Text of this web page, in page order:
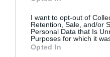
I want to opt-out of
Retention, Sale, and/or
Personal Data that Is
Purposes for which it
Opted In
Următorul articol
Editura Rediviva
Salonul